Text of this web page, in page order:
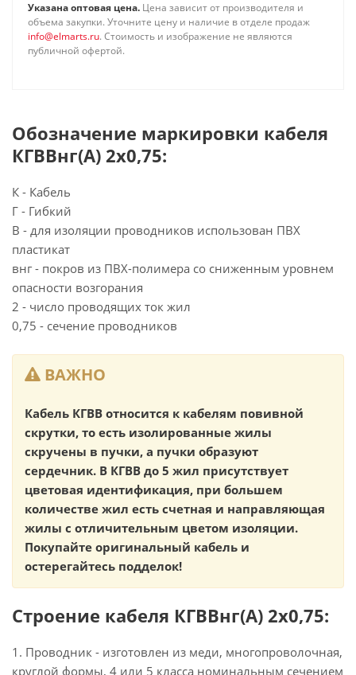
Указана оптовая цена. Цена зависит от производителя и
объема закупки. Уточните цену и наличие в отделе продаж
info@elmarts.ru. Стоимость и изображение не являются
публичной офертой.
Обозначение маркировки кабеля
КГВВнг(А) 2х0,75:
К - Кабель
Г - Гибкий
В - для изоляции проводников использован ПВХ
пластикат
внг - покров из ПВХ-полимера со сниженным уровнем
опасности возгорания
2 - число проводящих ток жил
0,75 - сечение проводников
ВАЖНО
Кабель КГВВ относится к кабелям повивной
скрутки, то есть изолированные жилы
скручены в пучки, а пучки образуют
сердечник. В КГВВ до 5 жил присутствует
цветовая идентификация, при большем
количестве жил есть счетная и направляющая
жилы с отличительным цветом изоляции.
Покупайте оригинальный кабель и
остерегайтесь подделок!
Строение кабеля КГВВнг(А) 2х0,75:
1. Проводник - изготовлен из меди, многопроволочная,
круглой формы, 4 или 5 класса номинальным сечением